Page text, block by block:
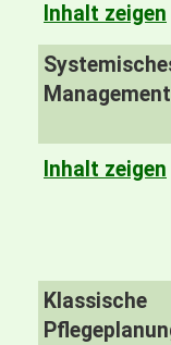
Inhalt zeigen
Management
Inhalt zeigen
Klassische